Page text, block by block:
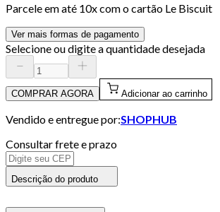
Parcele em até 10x com o cartão Le Biscuit
Ver mais formas de pagamento
Selecione ou digite a quantidade desejada
COMPRAR AGORA Adicionar ao carrinho
Vendido e entregue por:SHOPHUB
Consultar frete e prazo
Descrição do produto